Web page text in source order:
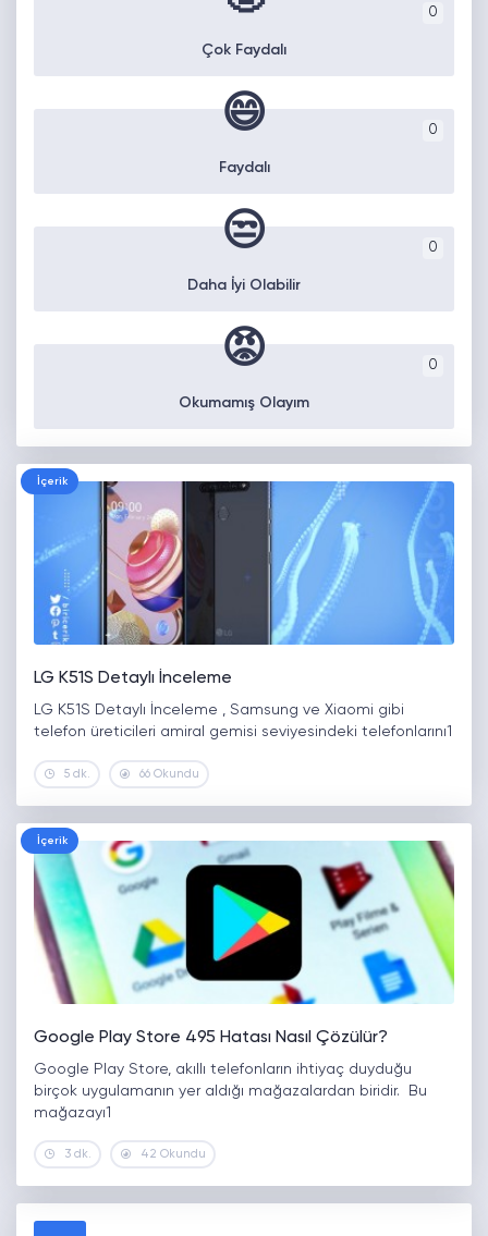
0
Çok Faydalı
0
😄
Faydalı
0
😒
Daha İyi Olabilir
0
😡
Okumamış Olayım
İçerik
LG K51S Detaylı İnceleme
LG K51S Detaylı İnceleme , Samsung ve Xiaomi gibi
telefon üreticileri amiral gemisi seviyesindeki telefonlarını1
5 dk. 66 Okundu
İçerik
Google Play Store 495 Hatası Nasıl Çözülür?
Google Play Store, akıllı telefonların ihtiyaç duyduğu
birçok uygulamanın yer aldığı mağazalardan biridir. Bu
mağazayı1
3 dk. 42 Okundu